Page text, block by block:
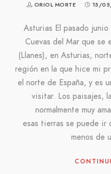
ORIOL MORTE 15/
Asturias El pasado
Cuevas del Mar que se
(Llanes), en Asturias,
región en la que hice mi
el norte de España, y es
visitar. Los paisajes,
normalmente muy
esas tierras se puede ir
menos de